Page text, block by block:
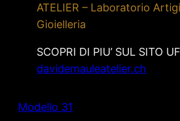
ATELIER – Laboratorio
Gioielleria
SCOPRI DI PIU’ SUL SITO
davidemauleatelier.ch
Modello 31